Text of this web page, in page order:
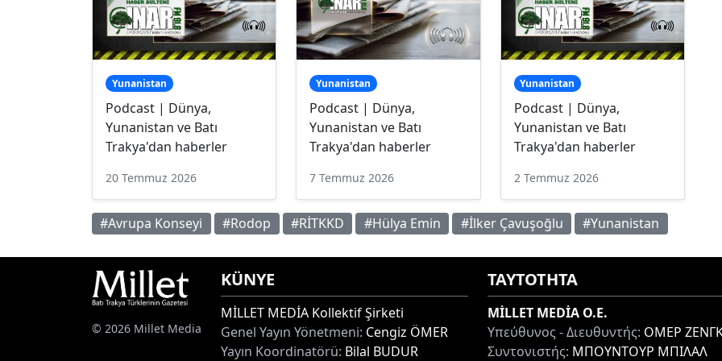
Yunanistan
Podcast | Dünya,
Yunanistan ve Batı
Trakya'dan haberler
20 Temmuz 2026
Yunanistan
Podcast | Dünya,
Yunanistan ve Batı
Trakya'dan haberler
7 Temmuz 2026
Yunanistan
Podcast | Dünya,
Yunanistan ve Batı
Trakya'dan haberler
2 Temmuz 2026
#Avrupa Konseyi #Rodop #RİTKKD #Hülya Emin #İlker Çavuşoğlu #Yunanistan
© 2026 Millet Media
KÜNYE
MİLLET MEDİA Kollektif Şirketi
Genel Yayın Yönetmeni: Cengiz ÖMER
Yayın Koordinatörü: Bilal BUDUR
ΤΑΥΤΟΤΗΤΑ
MİLLET MEDİA O.E.
Υπεύθυνος - Διευθυντής: ΟΜΕΡ
Συντονιστής: ΜΠΟΥΝΤΟΥΡ ΜΠΙΛΑΛ